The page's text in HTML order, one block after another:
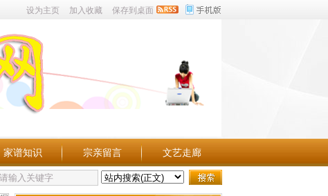
设为主页 加入收藏 保存到桌面
家谱知识 宗亲留言 文艺走廊